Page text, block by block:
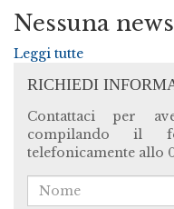
Nessuna
Leggi tutte
RICHIEDI
Contattaci per
compilando il
telefonicamente allo